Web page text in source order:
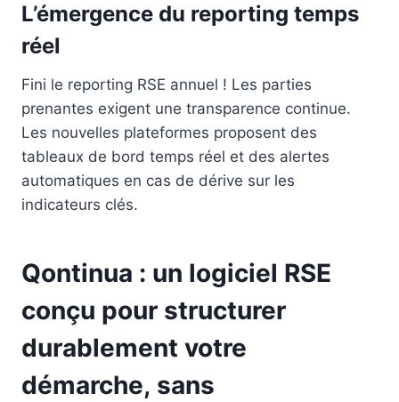
L’émergence du reporting temps
réel
Fini le reporting RSE annuel ! Les parties
prenantes exigent une transparence continue.
Les nouvelles plateformes proposent des
tableaux de bord temps réel et des alertes
automatiques en cas de dérive sur les
indicateurs clés.
Qontinua : un logiciel RSE
conçu pour structurer
durablement votre
démarche, sans